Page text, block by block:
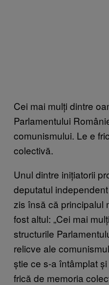
Cei mai mulți dintre
Parlamentului
comunismului. Le e
colectivă.
Unul dintre inițiatorii
deputatul
zis însă că principalul
fost altul: „Cei mai
structurile
relicve ale
știe ce s-a întâmplat
frică de memoria